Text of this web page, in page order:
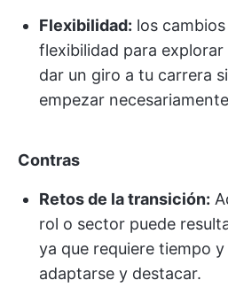
Flexibilidad: los
flexibilidad para
dar un giro a tu carrera
empezar
Contras
Retos de la transición:
rol o sector puede
ya que requiere tiempo
adaptarse y destacar.